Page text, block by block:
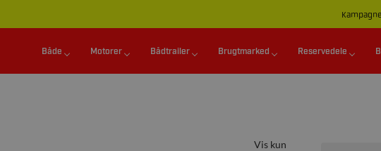
Både Motorer Bådtrailer Brugtmarked Reservedele
Vis kun